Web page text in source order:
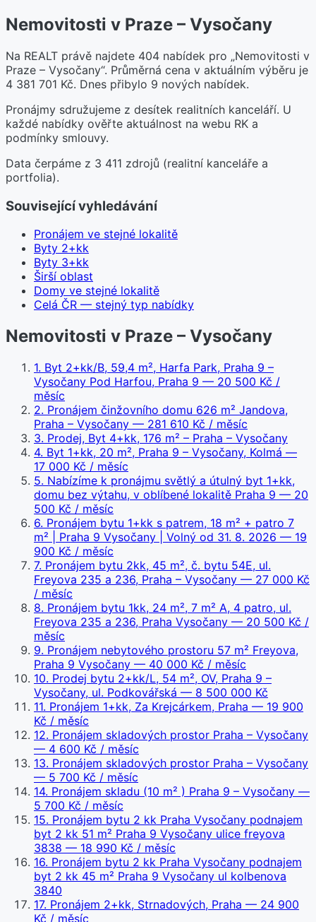
Nemovitosti v Praze – Vysočany
Na REALT právě najdete 404 nabídek pro „Nemovitosti v
Praze – Vysočany“. Průměrná cena v aktuálním výběru je
4 381 701 Kč. Dnes přibylo 9 nových nabídek.
Pronájmy sdružujeme z desítek realitních kanceláří. U
každé nabídky ověřte aktuálnost na webu RK a
podmínky smlouvy.
Data čerpáme z 3 411 zdrojů (realitní kanceláře a
portfolia).
Související vyhledávání
Pronájem ve stejné lokalitě
Byty 2+kk
Byty 3+kk
Širší oblast
Domy ve stejné lokalitě
Celá ČR — stejný typ nabídky
Nemovitosti v Praze – Vysočany
1. Byt 2+kk/B, 59,4 m², Harfa Park, Praha 9 –
Vysočany Pod Harfou, Praha 9 — 20 500 Kč /
měsíc
2. Pronájem činžovního domu 626 m² Jandova,
Praha – Vysočany — 281 610 Kč / měsíc
3. Prodej, Byt 4+kk, 176 m² – Praha – Vysočany
4. Byt 1+kk, 20 m², Praha 9 – Vysočany, Kolmá —
17 000 Kč / měsíc
5. Nabízíme k pronájmu světlý a útulný byt 1+kk,
domu bez výtahu, v oblíbené lokalitě Praha 9 — 20
500 Kč / měsíc
6. Pronájem bytu 1+kk s patrem, 18 m² + patro 7
m² | Praha 9 Vysočany | Volný od 31. 8. 2026 — 19
900 Kč / měsíc
7. Pronájem bytu 2kk, 45 m², č. bytu 54E, ul.
Freyova 235 a 236, Praha – Vysočany — 27 000 Kč
/ měsíc
8. Pronájem bytu 1kk, 24 m², 7 m² A, 4 patro, ul.
Freyova 235 a 236, Praha Vysočany — 20 500 Kč /
měsíc
9. Pronájem nebytového prostoru 57 m² Freyova,
Praha 9 Vysočany — 40 000 Kč / měsíc
10. Prodej bytu 2+kk/L, 54 m², OV, Praha 9 –
Vysočany, ul. Podkovářská — 8 500 000 Kč
11. Pronájem 1+kk, Za Krejcárkem, Praha — 19 900
Kč / měsíc
12. Pronájem skladových prostor Praha – Vysočany
— 4 600 Kč / měsíc
13. Pronájem skladových prostor Praha – Vysočany
— 5 700 Kč / měsíc
14. Pronájem skladu (10 m² ) Praha 9 – Vysočany —
5 700 Kč / měsíc
15. Pronájem bytu 2 kk Praha Vysočany podnajem
byt 2 kk 51 m² Praha 9 Vysočany ulice freyova
3838 — 18 990 Kč / měsíc
16. Pronájem bytu 2 kk Praha Vysočany podnajem
byt 2 kk 45 m² Praha 9 Vysočany ul kolbenova
3840
17. Pronájem 2+kk, Strnadových, Praha — 24 900
Kč / měsíc